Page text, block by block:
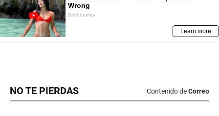
NO TE PIERDAS Contenido deCorreo